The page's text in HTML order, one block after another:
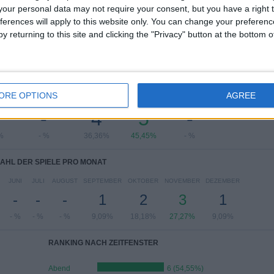
personal data may not require your consent, but you have a right
will apply to this website only. You can change your
returning to this site and clicking the "Privacy" button at the bottom
OPTIONS AGREE
Gesamtes Ranking anzeigen
DER SPIELE PRO WOCHENTAG
DONNERSTAG
-
- %
4
36,36%
5
45,45%
-
- %
DER SPIELE PRO MONAT
JUNI
-
- %
JULI
-
- %
AUGUST
-
- %
SEPTEMBER
1
9,09%
OKTOBER
2
18,18%
NOVEMBER
3
27,27%
DEZEMBER
1
9,09%
RANKING NACH ZEITFENSTER
Abend
6 (54,55%)